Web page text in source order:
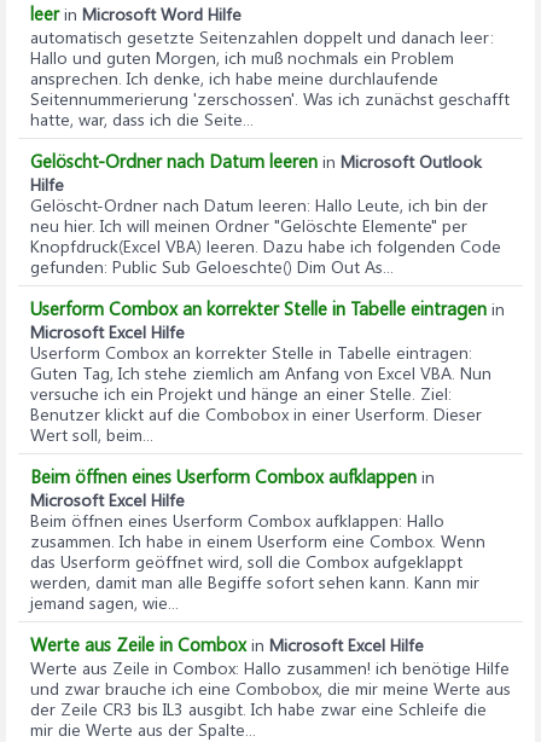
leerin Microsoft Word Hilfe
automatisch gesetzte Seitenzahlen doppelt und danach leer:
Hallo und guten Morgen, ich muß nochmals ein Problem
ansprechen. Ich denke, ich habe meine durchlaufende
Seitennummerierung 'zerschossen'. Was ich zunächst geschafft
hatte, war, dass ich die Seite...
Gelöscht-Ordner nach Datum leeren in Microsoft Outlook
Hilfe
Gelöscht-Ordner nach Datum leeren: Hallo Leute, ich bin der
neu hier. Ich will meinen Ordner "Gelöschte Elemente" per
Knopfdruck(Excel VBA) leeren. Dazu habe ich folgenden Code
gefunden: Public Sub Geloeschte() Dim Out As...
Userform Combox an korrekter Stelle in Tabelle eintragen in
Microsoft Excel Hilfe
Userform Combox an korrekter Stelle in Tabelle eintragen:
Guten Tag, Ich stehe ziemlich am Anfang von Excel VBA. Nun
versuche ich ein Projekt und hänge an einer Stelle. Ziel:
Benutzer klickt auf die Combobox in einer Userform. Dieser
Wert soll, beim...
Beim öffnen eines Userform Combox aufklappen in
Microsoft Excel Hilfe
Beim öffnen eines Userform Combox aufklappen: Hallo
zusammen. Ich habe in einem Userform eine Combox. Wenn
das Userform geöffnet wird, soll die Combox aufgeklappt
werden, damit man alle Begiffe sofort sehen kann. Kann mir
jemand sagen, wie...
Werte aus Zeile in Comboxin Microsoft Excel Hilfe
Werte aus Zeile in Combox: Hallo zusammen! ich benötige Hilfe
und zwar brauche ich eine Combobox, die mir meine Werte aus
der Zeile CR3 bis IL3 ausgibt. Ich habe zwar eine Schleife die
mir die Werte aus der Spalte...